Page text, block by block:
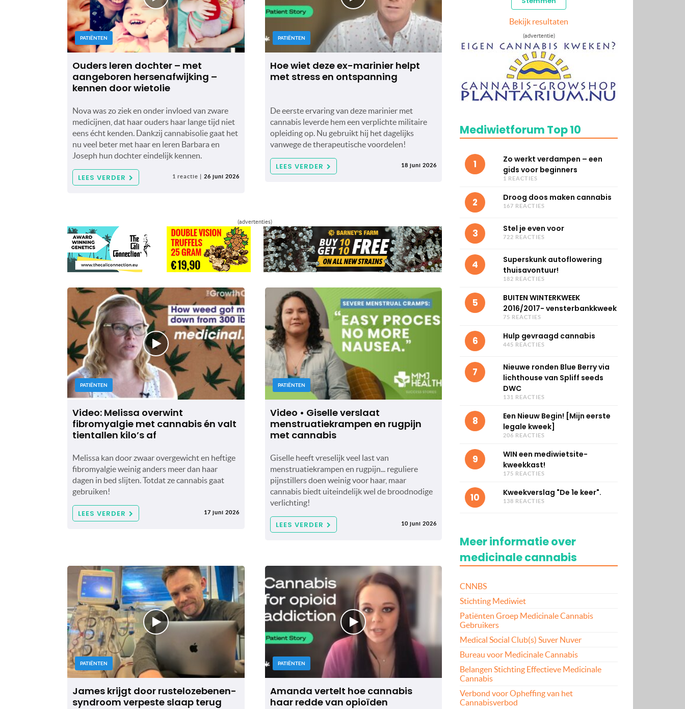
PATIËNTEN
Ouders leren dochter – met
aangeboren hersenafwijking –
kennen door wietolie
Nova was zo ziek en onder invloed van zware
medicijnen, dat haar ouders haar lange tijd niet
eens écht kenden. Dankzij cannabisolie gaat het
nu veel beter met haar en leren Barbara en
Joseph hun dochter eindelijk kennen.
LEES VERDER 26 juni 2026
1 reactie |
PATIËNTEN
Hoe wiet deze ex-marinier helpt
met stress en ontspanning
De eerste ervaring van deze marinier met
cannabis leverde hem een ​​verplichte militaire
opleiding op. Nu gebruikt hij het dagelijks
vanwege de therapeutische voordelen!
LEES VERDER 18 juni 2026
(advertenties)
PATIËNTEN
Video: Melissa overwint
fibromyalgie met cannabis én valt
tientallen kilo’s af
Melissa kan door zwaar overgewicht en heftige
fibromyalgie weinig anders meer dan haar
dagen in bed slijten. Totdat ze cannabis gaat
gebruiken!
LEES VERDER 17 juni 2026
PATIËNTEN
Video • Giselle verslaat
menstruatiekrampen en rugpijn
met cannabis
Giselle heeft vreselijk veel last van
menstruatiekrampen en rugpijn... reguliere
pijnstillers doen weinig voor haar, maar
cannabis biedt uiteindelijk wel de broodnodige
verlichting!
LEES VERDER 10 juni 2026
PATIËNTEN
James krijgt door rustelozebenen-
syndroom verpeste slaap terug
PATIËNTEN
Amanda vertelt hoe cannabis
haar redde van opioïden
Bekijk resultaten
(advertentie)
Mediwietforum Top 10
1
Zo werkt verdampen – een
gids voor beginners
1 REACTIES
2 Droog doos maken cannabis
167 REACTIES
3 Stel je even voor
722 REACTIES
4
Superskunk autoflowering
thuisavontuur!
182 REACTIES
5
BUITEN WINTERKWEEK
2016/2017- vensterbankkweek
75 REACTIES
6 Hulp gevraagd cannabis
445 REACTIES
7
Nieuwe ronden Blue Berry via
lichthouse van Spliff seeds
DWC
131 REACTIES
8
Een Nieuw Begin! [Mijn eerste
legale kweek]
206 REACTIES
9
WIN een mediwietsite-
kweekkast!
175 REACTIES
10 Kweekverslag "De 1e keer".
138 REACTIES
Meer informatie over
medicinale cannabis
CNNBS
Stichting Mediwiet
Patiënten Groep Medicinale Cannabis
Gebruikers
Medical Social Club(s) Suver Nuver
Bureau voor Medicinale Cannabis
Belangen Stichting Effectieve Medicinale
Cannabis
Verbond voor Opheffing van het
Cannabisverbod